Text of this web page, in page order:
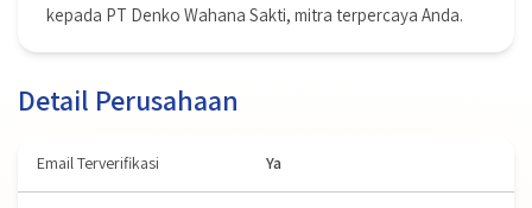
kepada PT Denko Wahana Sakti, mitra terpercaya Anda.
Detail Perusahaan
Email Terverifikasi Ya